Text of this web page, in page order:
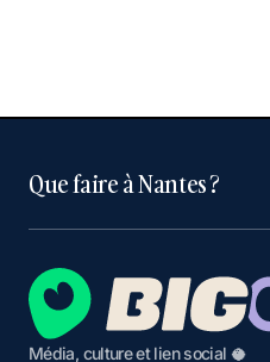
Média, culture et lien social 🥥
Que faire à Nantes ?